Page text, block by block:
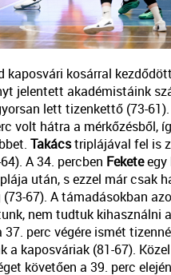
kaposvári kosárral
jelentett akadémistáink
lett tizenkettő (73-
volt hátra a mérkőzésből,
Takácstriplájával fel is
A 34. percben Feketeegy
után, s ezzel már csak
67). A támadásokban
nem tudtuk kihasználni
37. perc végére ismét
a kaposváriak (81-67).
követően a 39. perc elején